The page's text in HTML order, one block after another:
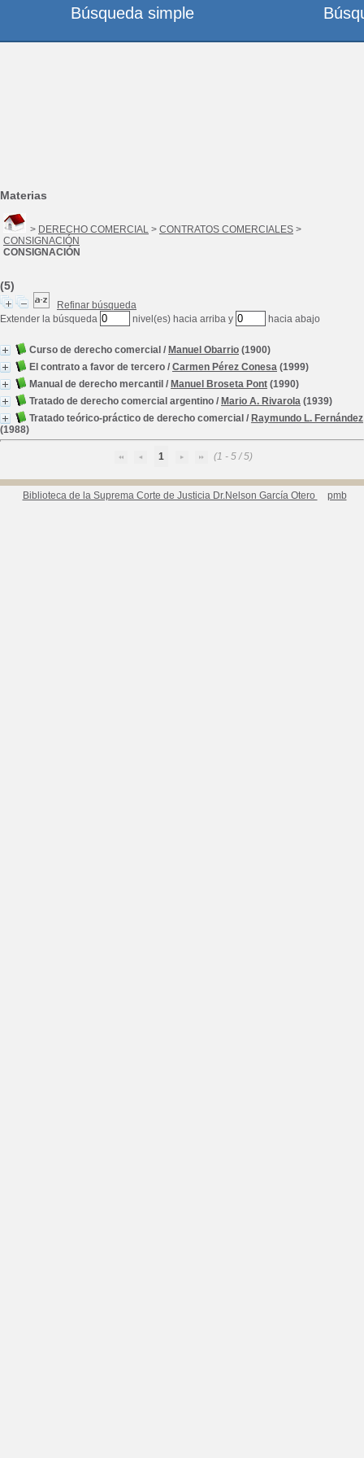
Materias
> DERECHO COMERCIAL > CONTRATOS COMERCIALES >
CONSIGNACIÓN
CONSIGNACIÓN
(5)
Refinar búsqueda
Extender la búsqueda
nivel(es) hacia arriba y hacia abajo
Curso de derecho comercial / Manuel Obarrio (1900)
El contrato a favor de tercero / Carmen Pérez Conesa (1999)
Manual de derecho mercantil / Manuel Broseta Pont (1990)
Tratado de derecho comercial argentino / Mario A. Rivarola (1939)
Tratado teórico-práctico de derecho comercial / Raymundo L. Fernández
(1988)
1 (1 - 5 / 5)
Biblioteca de la Suprema Corte de Justicia Dr.Nelson García Otero pmb
Búsqueda simple